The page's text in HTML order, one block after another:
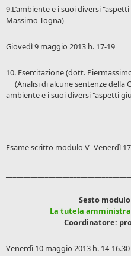
9.L’ambiente e i suoi diversi
Massimo Togna)
Giovedì 9 maggio 2013 h. 17-19
10. Esercitazione (dott.
(Analisi di alcune sentenze della
ambiente e i suoi diversi "aspetti
Esame scritto modulo V- Venerdì
Sesto modulo
La tutela
Coordinatore:
Venerdì 10 maggio 2013 h. 14-16.30